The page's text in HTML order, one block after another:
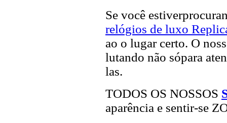
Se você
relógios de luxo
ao o lugar certo. O
lutando não sópara
las.
TODOS OS NOSSOS
aparência e sentir-se